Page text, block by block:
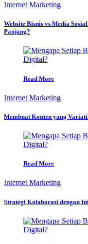
Internet Marketing
Website Bisnis vs Media
Panjang?
Read More
Internet Marketing
Membuat Konten yang
Read More
Internet Marketing
Strategi Kolaborasi dengan